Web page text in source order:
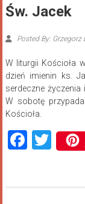
Św. Jacek
Posted By: Grzegorz
W liturgii Kościoła
dzień imienin ks.
serdeczne
W sobotę
Kościoła.